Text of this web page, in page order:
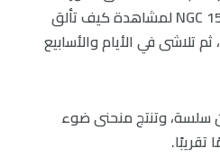
مُحركين التلسكوبات نحو NGC 157 لمشاهدة كيف تألق
تلاشى في الأيام والأسابيع
سلسة، وتنتج منحنى ضوء